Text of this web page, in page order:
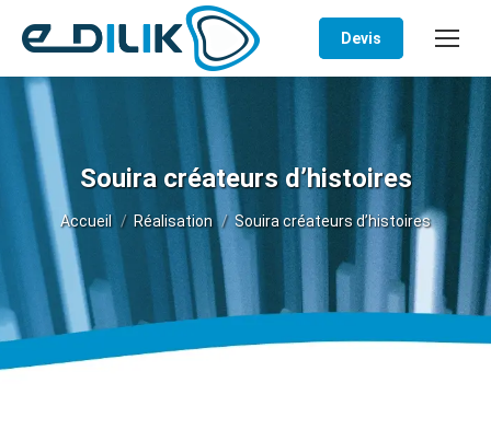
Devis
Souira créateurs d’histoires
Vous êtes ici :
Accueil Réalisation Souira créateurs d’histoires